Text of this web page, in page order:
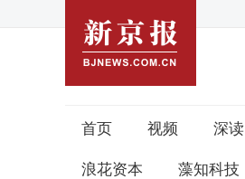
首页 视频 深读
浪花资本 藻知科技